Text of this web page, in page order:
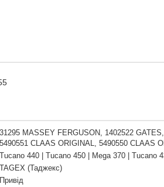
31295 MASSEY FERGUSON, 1402522
5490551 CLAAS ORIGINAL, 5490550 CLAAS
Tucano 440 | Tucano 450 | Mega 370 | Tucano
TAGEX (Таджекс)
Привід